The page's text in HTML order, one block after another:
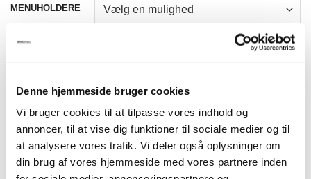
Denne hjemmeside bruger cookies
Vi bruger cookies til at tilpasse vores indhold og
annoncer, til at vise dig funktioner til sociale medier og til
at analysere vores trafik. Vi deler også oplysninger om
din brug af vores hjemmeside med vores partnere inden
MENUHOLDERE
Model 1225 T-MENUHOLDER VERTIKAL antal